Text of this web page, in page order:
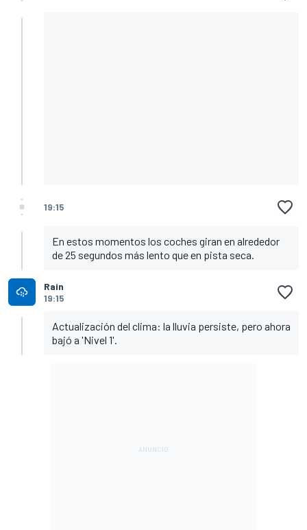
19:15
En estos momentos los coches giran en alrededor
de 25 segundos más lento que en pista seca.
Rain
19:15
Actualización del clima: la lluvia persiste, pero ahora
bajó a 'Nivel 1'.